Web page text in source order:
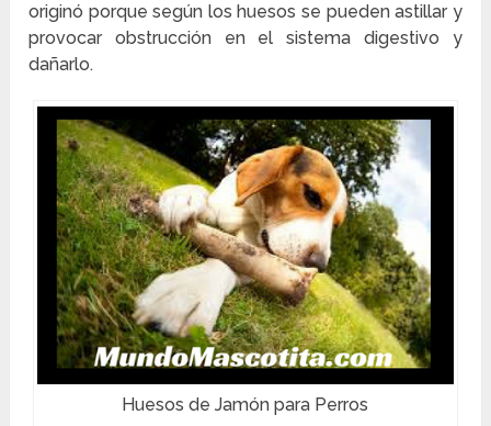
originó porque según los huesos se pueden astillar y
provocar obstrucción en el sistema digestivo y
dañarlo.
Huesos de Jamón para Perros